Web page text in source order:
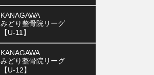
KANAGAWA
みどり整骨院リーグ
【U-11】
KANAGAWA
みどり整骨院リーグ
【U-12】